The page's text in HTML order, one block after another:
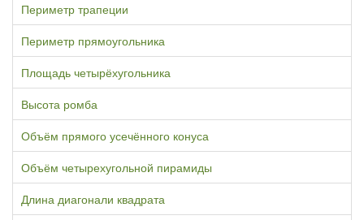
Периметр трапеции
Периметр прямоугольника
Площадь четырёхугольника
Высота ромба
Объём прямого усечённого конуса
Объём четырехугольной пирамиды
Длина диагонали квадрата